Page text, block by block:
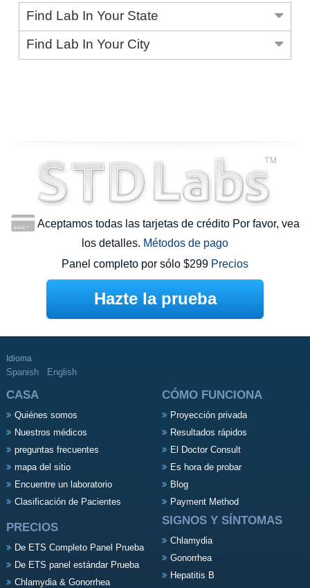
Find Lab In Your State
Find Lab In Your City
Aceptamos todas las tarjetas de crédito Por favor, vea
los detalles. Métodos de pago
Panel completo por sólo $299 Precios
Hazte la prueba
Idioma
Spanish English
CASA
Quiénes somos
Nuestros médicos
preguntas frecuentes
mapa del sitio
Encuentre un laboratorio
Clasificación de Pacientes
CÓMO FUNCIONA
Proyección privada
Resultados rápidos
El Doctor Consult
Es hora de probar
Blog
Payment Method
PRECIOS
De ETS Completo Panel Prueba
De ETS panel estándar Prueba
Chlamydia & Gonorrhea
SIGNOS Y SÍNTOMAS
Chlamydia
Gonorrhea
Hepatitis B